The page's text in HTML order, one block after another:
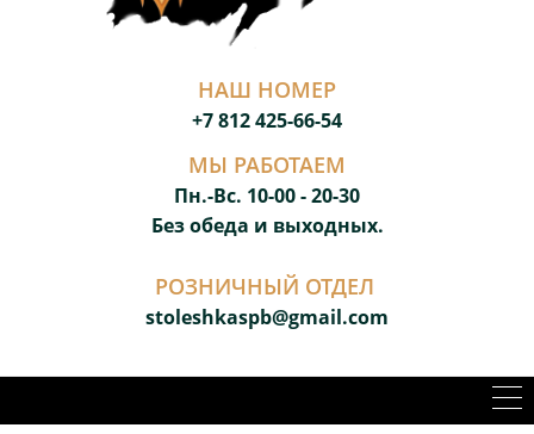
НАШ НОМЕР
+7 812 425-66-54
МЫ РАБОТАЕМ
Пн.-Вс. 10-00 - 20-30
Без обеда и выходных.
РОЗНИЧНЫЙ ОТДЕЛ
stoleshkaspb@gmail.com